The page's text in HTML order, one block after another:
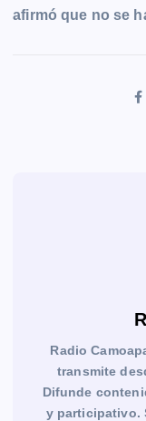
afirmó que no se
Radio
transmite
Difunde
y participativo.